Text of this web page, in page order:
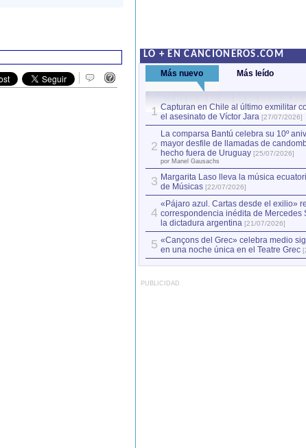
LO + EN CANCIONEROS.COM
Más nuevo Más leído
1 Capturan en Chile al último exmilitar
el asesinato de Víctor Jara [27/07/2026]
2
La comparsa Bantú celebra su 10º
mayor desfile de llamadas de
hecho fuera de Uruguay [25/07/2026]
por Manel Gausachs
3 Margarita Laso lleva la música
de Músicas [22/07/2026]
4
«Pájaro azul. Cartas desde el exilio»
correspondencia inédita de Mercedes
la dictadura argentina [21/07/2026]
5 «Cançons del Grec» celebra medio
en una noche única en el Teatre Grec
PUBLICIDAD